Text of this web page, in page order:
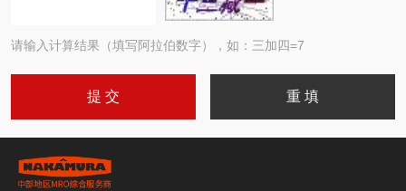
请输入计算结果（填写阿拉伯数字），如：三加四=7